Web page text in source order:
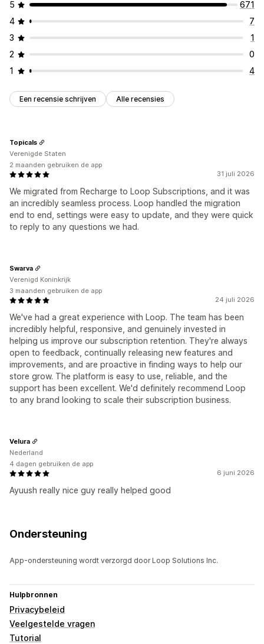
5
671
4
7
3
1
2
0
1
4
Een recensie schrijven Alle recensies
31 juli 2026
We migrated from Recharge to Loop Subscriptions, and it was
an incredibly seamless process. Loop handled the migration
end to end, settings were easy to update, and they were quick
to reply to any questions we had.
Topicals
Verenigde Staten
2 maanden gebruiken de app
24 juli 2026
We've had a great experience with Loop. The team has been
incredibly helpful, responsive, and genuinely invested in
helping us improve our subscription retention. They're always
open to feedback, continually releasing new features and
improvements, and are proactive in finding ways to help our
store grow. The platform is easy to use, reliable, and the
support has been excellent. We'd definitely recommend Loop
to any brand looking to scale their subscription business.
Swarva
Verenigd Koninkrijk
3 maanden gebruiken de app
6 juni 2026
Ayuush really nice guy really helped good
Velura
Nederland
4 dagen gebruiken de app
Ondersteuning
App-ondersteuning wordt verzorgd door Loop Solutions Inc.
Hulpbronnen
Privacybeleid
Veelgestelde vragen
Tutorial